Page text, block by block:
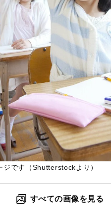
ジです（Shutterstockより）
すべての画像を見る